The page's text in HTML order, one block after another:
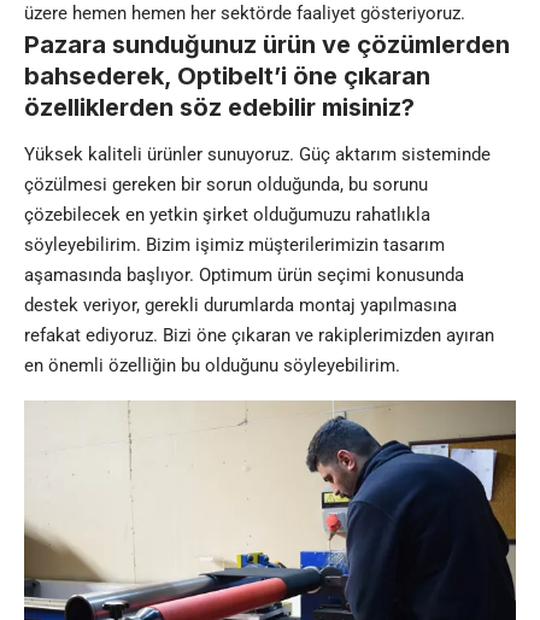
üzere hemen hemen her sektörde faaliyet gösteriyoruz.
Pazara sunduğunuz ürün ve çözümlerden
bahsederek, Optibelt’i öne çıkaran
özelliklerden söz edebilir misiniz?
Yüksek kaliteli ürünler sunuyoruz. Güç aktarım sisteminde
çözülmesi gereken bir sorun olduğunda, bu sorunu
çözebilecek en yetkin şirket olduğumuzu rahatlıkla
söyleyebilirim. Bizim işimiz müşterilerimizin tasarım
aşamasında başlıyor. Optimum ürün seçimi konusunda
destek veriyor, gerekli durumlarda montaj yapılmasına
refakat ediyoruz. Bizi öne çıkaran ve rakiplerimizden ayıran
en önemli özelliğin bu olduğunu söyleyebilirim.